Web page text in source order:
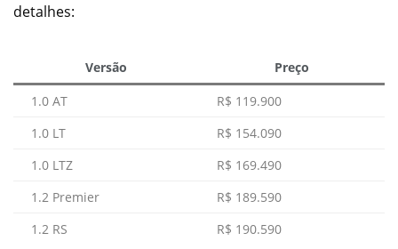
detalhes:
Versão
Preço
1.0 AT
R$ 119.900
1.0 LT
R$ 154.090
1.0 LTZ
R$ 169.490
1.2 Premier
R$ 189.590
1.2 RS
R$ 190.590